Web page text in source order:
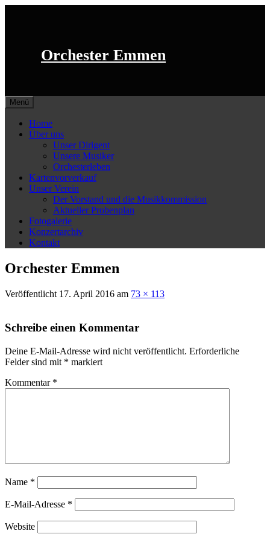
Orchester Emmen
Menü
Home
Über uns
Unser Dirigent
Unsere Musiker
Orchesterleben
Kartenvorverkauf
Unser Verein
Der Vorstand und die Musikkommission
Aktueller Probenplan
Fotogalerie
Konzertarchiv
Kontakt
Orchester Emmen
Veröffentlicht 17. April 2016 am 73 × 113
Schreibe einen Kommentar
Deine E-Mail-Adresse wird nicht veröffentlicht. Erforderliche
Felder sind mit * markiert
Kommentar *
Name *
E-Mail-Adresse *
Website